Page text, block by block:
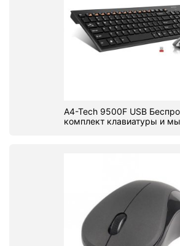
A4-Tech 9500F USB
комплект клавиатуры и